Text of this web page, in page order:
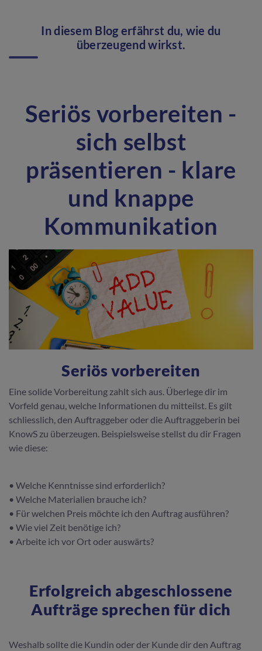
In diesem Blog erfährst du, wie du
überzeugend wirkst.
Seriös vorbereiten -
sich selbst
präsentieren - klare
und knappe
Kommunikation
Seriös vorbereiten
Eine solide Vorbereitung zahlt sich aus. Überlege dir im
Vorfeld genau, welche Informationen du mitteilst. Es gilt
schliesslich, den Auftraggeber oder die Auftraggeberin bei
KnowS zu überzeugen. Beispielsweise stellst du dir Fragen
wie diese:
• Welche Kenntnisse sind erforderlich?
• Welche Materialien brauche ich?
• Für welchen Preis möchte ich den Auftrag ausführen?
• Wie viel Zeit benötige ich?
• Arbeite ich vor Ort oder auswärts?
Erfolgreich abgeschlossene
Aufträge sprechen für dich
Weshalb sollte die Kundin oder der Kunde dir den Auftrag